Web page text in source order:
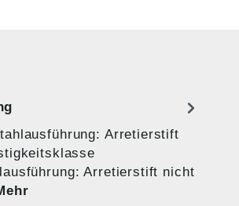
Arretierstift
Arretierstift nicht